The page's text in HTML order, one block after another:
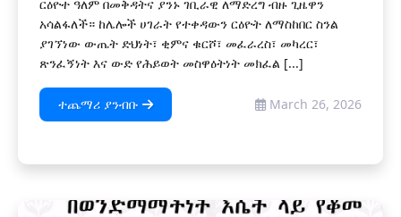
ርዕዮተ ዓለም በመቅዳትና ያንኑ ገቢራዊ ለማድረግ ብዙ ጊዜዋን
አሳልፋለች። ከሌሎች ሀገራት የተቀዳውን ርዕዮት ለማስከበር ስንል
ያገኘነው ውጤት ድህነት፣ ቂምና ቁርሾ፣ መፈራረስ፣ መካረር፣
ጽንፈኝነት እና ውድ የሕይወት መስዋዕትነት መክፈል [...]
ተጨማሪ ያንብቡ March 26, 2026